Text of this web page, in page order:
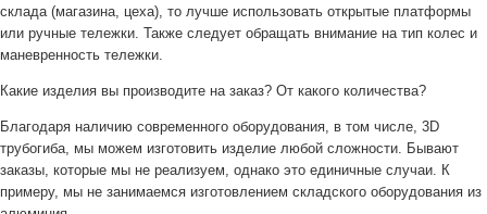
склада (магазина, цеха), то лучше использовать открытые платформы
или ручные тележки. Также следует обращать внимание на тип колес и
маневренность тележки.
Какие изделия вы производите на заказ? От какого количества?
Благодаря наличию современного оборудования, в том числе, 3D
трубогиба, мы можем изготовить изделие любой сложности. Бывают
заказы, которые мы не реализуем, однако это единичные случаи. К
примеру, мы не занимаемся изготовлением складского оборудования из